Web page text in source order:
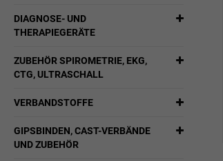
DIAGNOSE- UND
THERAPIEGERÄTE
ZUBEHÖR SPIROMETRIE, EKG,
CTG, ULTRASCHALL
VERBANDSTOFFE
GIPSBINDEN, CAST-VERBÄNDE
UND ZUBEHÖR